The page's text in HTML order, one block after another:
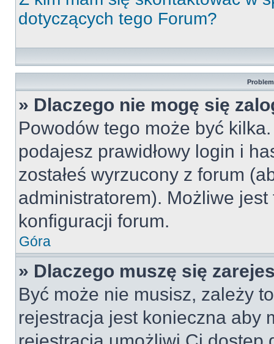
dotyczących tego Forum?
» Dlaczego nie mogę się
Powodów tego może być
podajesz prawidłowy login i
zostałeś wyrzucony z forum
administratorem). Możliwe
konfiguracji forum.
Góra
» Dlaczego muszę się
Być może nie musisz, zależy
rejestracja jest konieczna aby